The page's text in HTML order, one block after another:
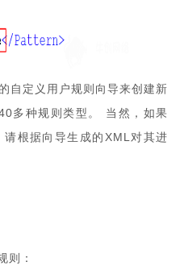
自定义用户规则向导来创建新
多种规则类型。 当然，如果
根据向导生成的XML对其进
则：